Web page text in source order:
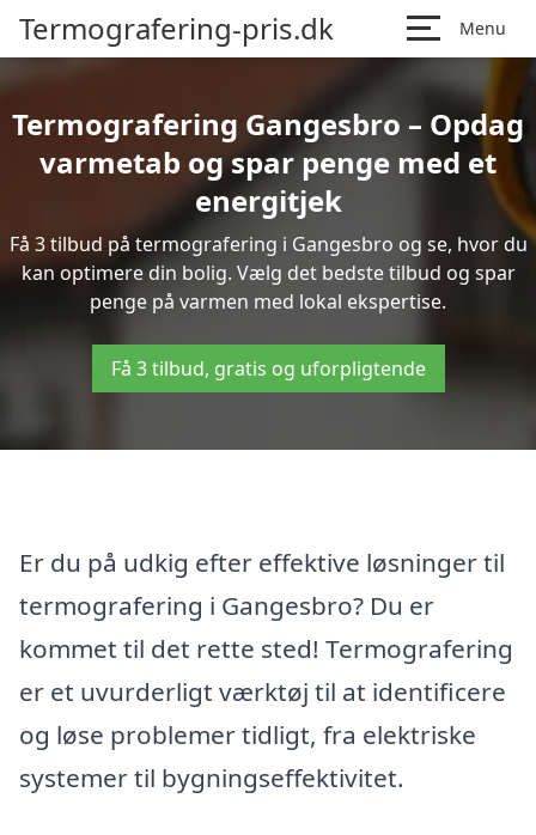
Termografering-pris.dk Menu
Termografering Gangesbro – Opdag
varmetab og spar penge med et
energitjek
Få 3 tilbud på termografering i Gangesbro og se, hvor du
kan optimere din bolig. Vælg det bedste tilbud og spar
penge på varmen med lokal ekspertise.
Få 3 tilbud, gratis og uforpligtende
Er du på udkig efter effektive løsninger til
termografering i Gangesbro? Du er
kommet til det rette sted! Termografering
er et uvurderligt værktøj til at identificere
og løse problemer tidligt, fra elektriske
systemer til bygningseffektivitet.